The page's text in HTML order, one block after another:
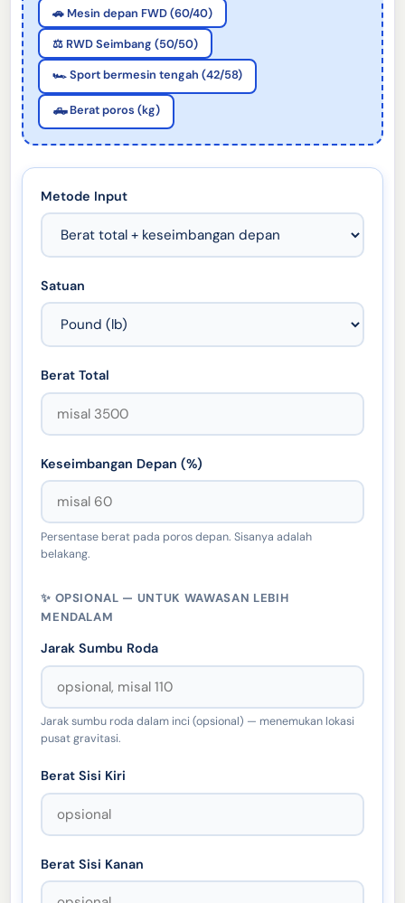
🚗 Mesin depan FWD (60/40)
⚖️ RWD Seimbang (50/50)
🏎️ Sport bermesin tengah (42/58)
🛻 Berat poros (kg)
Metode Input
Satuan
Berat Total
Keseimbangan Depan (%)
Persentase berat pada poros depan. Sisanya adalah
belakang.
✨ OPSIONAL — UNTUK WAWASAN LEBIH
MENDALAM
Jarak Sumbu Roda
Jarak sumbu roda dalam inci (opsional) — menemukan lokasi
pusat gravitasi.
Berat Sisi Kiri
Berat Sisi Kanan